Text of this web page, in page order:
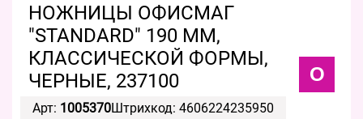
НОЖНИЦЫ ОФИСМАГ
"STANDARD" 190 ММ,
КЛАССИЧЕСКОЙ ФОРМЫ,
ЧЕРНЫЕ, 237100
О
Арт: 1005370Штрихкод: 4606224235950